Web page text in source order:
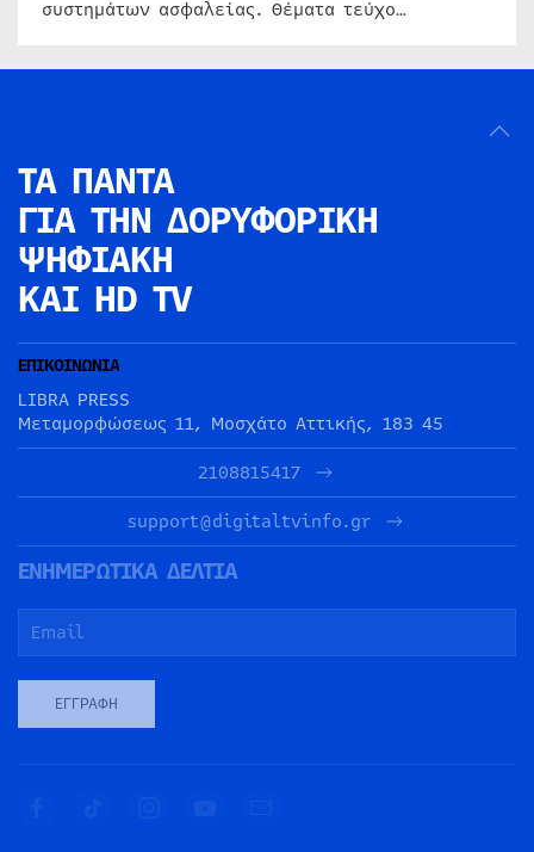
συστημάτων ασφαλείας. Θέματα τεύχο…
ΤΑ ΠΑΝΤΑ
ΓΙΑ ΤΗΝ ΔΟΡΥΦΟΡΙΚΗ
ΨΗΦΙΑΚΗ
ΚΑΙ HD TV
ΕΠΙΚΟΙΝΩΝΙΑ
LIBRA PRESS
Μεταμορφώσεως 11, Μοσχάτο Αττικής, 183 45
2108815417
support@digitaltvinfo.gr
ΕΝΗΜΕΡΩΤΙΚΑ ΔΕΛΤΙΑ
ΕΓΓΡΑΦΉ